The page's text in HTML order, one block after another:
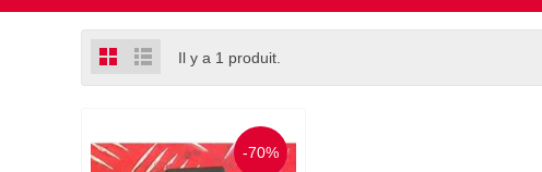
Il y a 1 produit.
-70%